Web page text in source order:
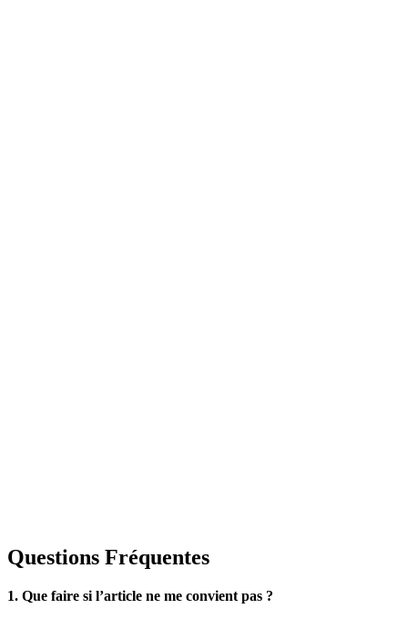
Questions Fréquentes
1. Que faire si l’article ne me convient pas ?